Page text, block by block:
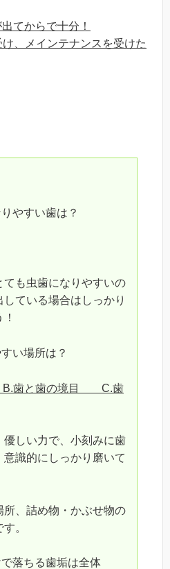
てからで十分！
、メインテナンスを受けた
やすい歯は？
も虫歯になりやすいの
ている場合はしっかり
い場所は？
歯と歯の境目 C.歯
しい力で、小刻みに歯
識的にしっかり磨いて
、詰め物・かぶせ物の
。
落ちる歯垢は全体